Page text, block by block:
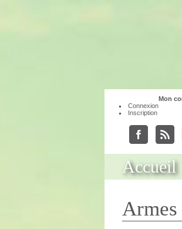
Mon
Connexion
Inscription
Accueil